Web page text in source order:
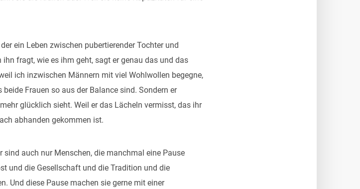
ein Leben zwischen pubertierender Tochter und
fragt, wie es ihm geht, sagt er genau das und das
ich inzwischen Männern mit viel Wohlwollen begegne,
Frauen so aus der Balance sind. Sondern er
glücklich sieht. Weil er das Lächeln vermisst, das ihr
abhanden gekommen ist.
auch nur Menschen, die manchmal eine Pause
und die Gesellschaft und die Tradition und die
Und diese Pause machen sie gerne mit einer